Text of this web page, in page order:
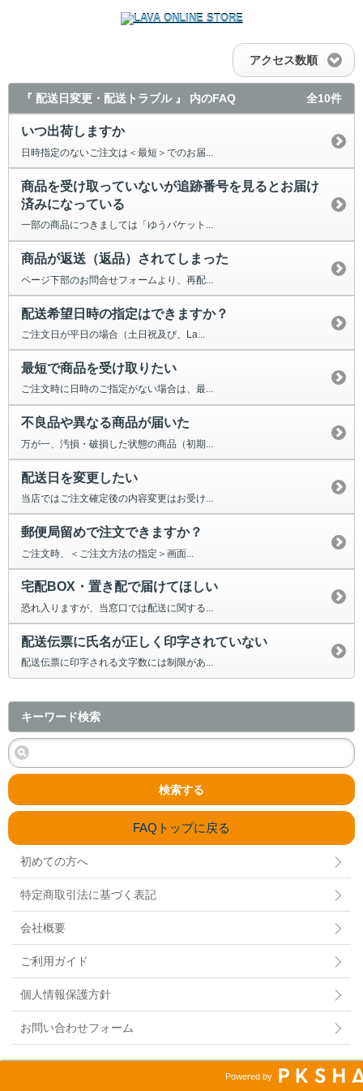
アクセス数順
『 配送日変更・配送トラブル 』 内のFAQ 全10件
いつ出荷しますか
日時指定のないご注文は＜最短＞でのお届...
商品を受け取っていないが追跡番号を見るとお届け
済みになっている
一部の商品につきましては「ゆうパケット...
商品が返送（返品）されてしまった
ページ下部のお問合せフォームより、再配...
配送希望日時の指定はできますか？
ご注文日が平日の場合（土日祝及び、La...
最短で商品を受け取りたい
ご注文時に日時のご指定がない場合は、最...
不良品や異なる商品が届いた
万が一、汚損・破損した状態の商品（初期...
配送日を変更したい
当店ではご注文確定後の内容変更はお受け...
郵便局留めで注文できますか？
ご注文時、＜ご注文方法の指定＞画面...
宅配BOX・置き配で届けてほしい
恐れ入りますが、当窓口では配送に関する...
配送伝票に氏名が正しく印字されていない
配送伝票に印字される文字数には制限があ...
キーワード検索
検索する
FAQトップに戻る
初めての方へ
特定商取引法に基づく表記
会社概要
ご利用ガイド
個人情報保護方針
お問い合わせフォーム
Powered by